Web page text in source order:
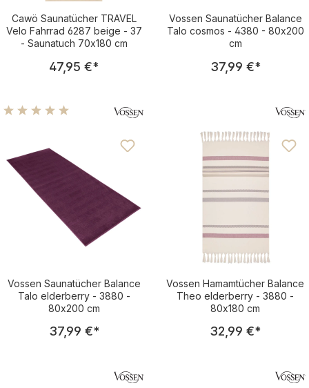
Cawö Saunatücher TRAVEL
Velo Fahrrad 6287 beige - 37
- Saunatuch 70x180 cm
Regulärer Preis:
47,95 €*
Vossen Saunatücher Balance
Talo cosmos - 4380 - 80x200
cm
Regulärer
37,99 €*
Vossen Saunatücher Balance
Talo elderberry - 3880 -
80x200 cm
Regulärer Preis:
37,99 €*
Vossen Hamamtücher Balance
Theo elderberry - 3880 -
80x180 cm
Regulärer
32,99 €*